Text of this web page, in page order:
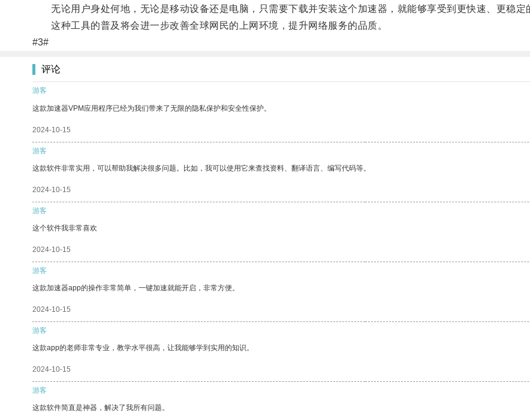
无论用户身处何地，无论是移动设备还是电脑，只需要下载并安装这个加速器，就能够享受到更快速、更稳定
这种工具的普及将会进一步改善全球网民的上网环境，提升网络服务的品质。
#3#
评论
游客
这款加速器VPM应用程序已经为我们带来了无限的隐私保护和安全性保护。
2024-10-15
游客
这款软件非常实用，可以帮助我解决很多问题。比如，我可以使用它来查找资料、翻译语言、编写代码等。
2024-10-15
游客
这个软件我非常喜欢
2024-10-15
游客
这款加速器app的操作非常简单，一键加速就能开启，非常方便。
2024-10-15
游客
这款app的老师非常专业，教学水平很高，让我能够学到实用的知识。
2024-10-15
游客
这款软件简直是神器，解决了我所有问题。